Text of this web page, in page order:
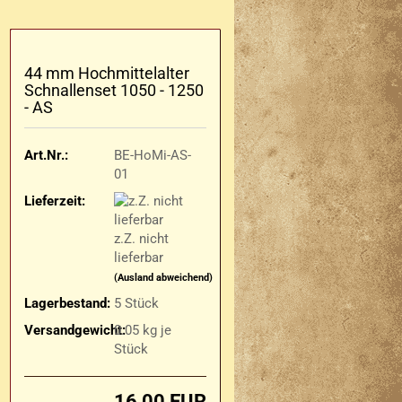
44 mm Hoch­mit­tel­al­ter
Schnal­len­set 1050 - 1250
- AS
Art.Nr.:
BE-HoMi-AS-
01
Lieferzeit:
z.Z. nicht
lieferbar
(Ausland abweichend)
Lagerbestand: 5 Stück
Versandgewicht:0.05kg je
Stück